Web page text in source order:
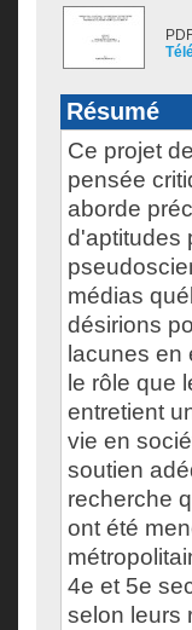
Résumé
Ce projet
pensée
aborde
d'aptitudes
médias
désirions
lacunes en
le rôle que
entretient
vie en
soutien
recherche
ont été
4e et 5e
selon leurs